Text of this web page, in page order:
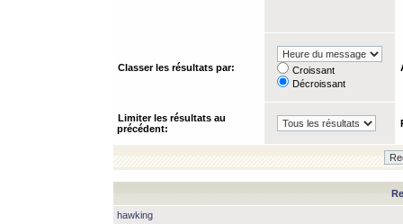
Classer les résultats par:
Croissant
Décroissant
Limiter les résultats au
précédent:
hawking